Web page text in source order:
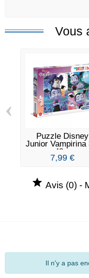
Vous
Puzzle Disney
Junior Vampirina
48...
7,99 €
‹
 Avis (0) -
Il n'y a pas